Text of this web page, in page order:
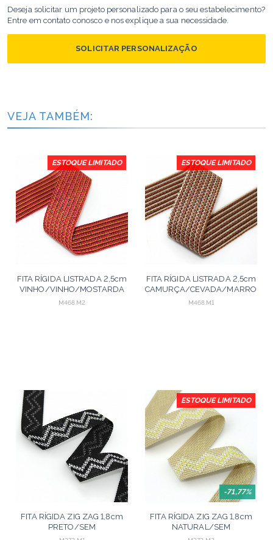
Deseja solicitar um projeto personalizado para o seu estabelecimento?
Entre em contato conosco e nos explique a sua necessidade.
SOLICITAR PERSONALIZAÇÃO
VEJA TAMBÉM:
ESTOQUE LIMITADO
FITA RÍGIDA LISTRADA 2,5cm
VINHO/VINHO/MOSTARDA
20m
M468.M2
ESTOQUE LIMITADO
FITA RÍGIDA LISTRADA 2,5cm
CAMURÇA/CEVADA/MARROM
20m
M468.M1
FITA RÍGIDA ZIG ZAG 1,8cm
PRETO/SEM
BENEFICIAMENTO 20m
ESTOQUE LIMITADO
-71,77%
FITA RÍGIDA ZIG ZAG 1,8cm
NATURAL/SEM
BENEFICIAMENTO/AMARELO